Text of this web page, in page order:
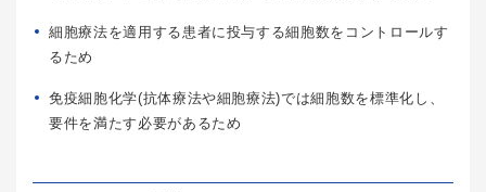
細胞療法を適用する患者に投与する細胞数をコントロールす
るため
免疫細胞化学(抗体療法や細胞療法)では細胞数を標準化し、
要件を満たす必要があるため